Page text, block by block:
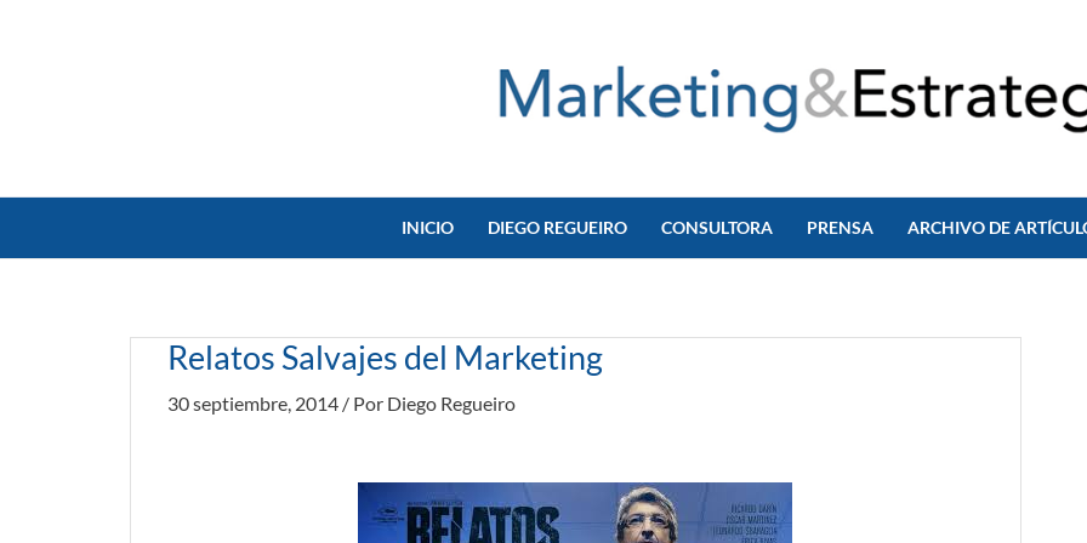
INICIO DIEGO REGUEIRO CONSULTORA PRENSA ARCHIVO DE
Relatos Salvajes del Marketing
30 septiembre, 2014 / Por Diego Regueiro